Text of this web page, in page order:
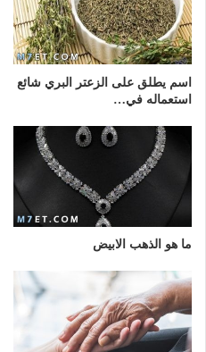
اسم يطلق على الزعتر البري شائع
استعماله في…
ما هو الذهب الابيض